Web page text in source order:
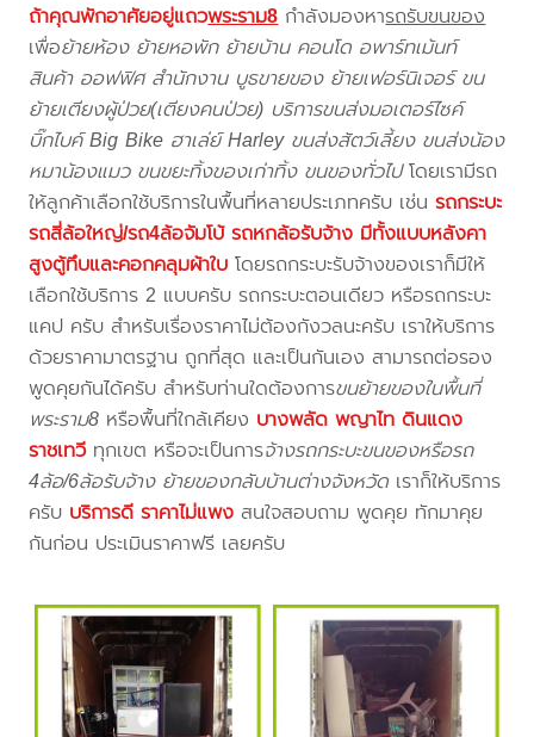
ถ้าคุณพักอาศัยอยู่แถวพระราม8กำลังมองหารถรับขนของ
เพื่อย้ายห้อง ย้ายหอพัก ย้ายบ้าน คอนโด อพาร์ทเม้นท์
สินค้า ออฟฟิศ สำนักงาน บูธขายของ ย้ายเฟอร์นิเจอร์ ขน
ย้ายเตียงผู้ป่วย(เตียงคนป่วย) บริการขนส่งมอเตอร์ไซค์
บิ๊กไบค์ Big Bike ฮาเล่ย์ Harley ขนส่งสัตว์เลี้ยง ขนส่งน้อง
หมาน้องแมว ขนขยะทิ้งของเก่าทิ้ง ขนของทั่วไปโดยเรามีรถ
ให้ลูกค้าเลือกใช้บริการในพื้นที่หลายประเภทครับ เช่นรถกระบะ
รถสี่ล้อใหญ่/รถ4ล้อจัมโบ้ รถหกล้อรับจ้าง มีทั้งแบบหลังคา
สูงตู้ทึบและคอกคลุมผ้าใบ โดยรถกระบะรับจ้างของเราก็มีให้
เลือกใช้บริการ 2 แบบครับ รถกระบะตอนเดียว หรือรถกระบะ
แคป ครับ สำหรับเรื่องราคาไม่ต้องกังวลนะครับ เราให้บริการ
ด้วยราคามาตรฐาน ถูกที่สุด และเป็นกันเอง สามารถต่อรอง
พูดคุยกันได้ครับ สำหรับท่านใดต้องการขนย้ายของในพื้นที่
พระราม8 หรือพื้นที่ใกล้เคียง บางพลัด พญาไท ดินแดง
ราชเทวีทุกเขต หรือจะเป็นการจ้างรถกระบะขนของหรือรถ
4ล้อ/6ล้อรับจ้าง ย้ายของกลับบ้านต่างจังหวัด เราก็ให้บริการ
ครับ บริการดี ราคาไม่แพง สนใจสอบถาม พูดคุย ทักมาคุย
กันก่อน ประเมินราคาฟรี เลยครับ